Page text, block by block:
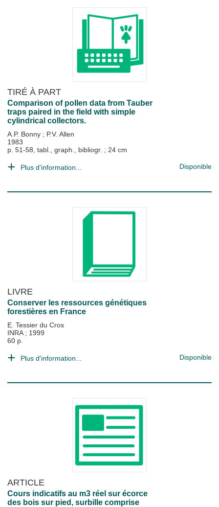
TIRÉ À PART
Comparison of pollen data from Tauber
traps paired in the field with simple
cylindrical collectors.
A.P. Bonny ; P.V. Allen
1983
p. 51-58, tabl., graph., bibliogr. ; 24 cm
Plus d'information... Disponible
LIVRE
Conserver les ressources génétiques
forestières en France
E. Tessier du Cros
INRA ; 1999
60 p.
Plus d'information... Disponible
ARTICLE
Cours indicatifs au m3 réel sur écorce
des bois sur pied, surbille comprise